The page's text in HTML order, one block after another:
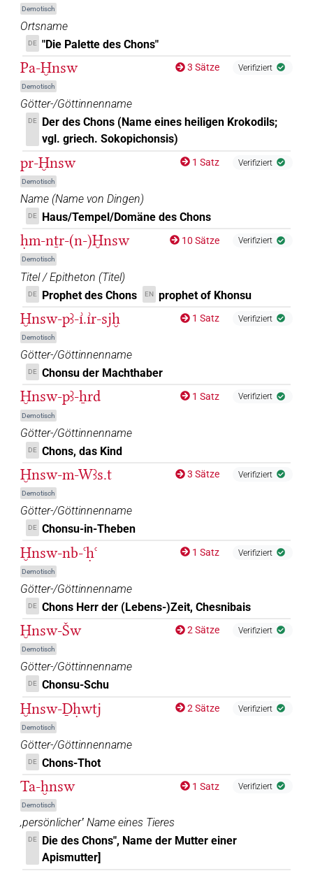
Demotisch
Ortsname
DE "Die Palette des Chons"
Pa-Ḫnsw
Demotisch
3 Sätze Verifiziert
Götter-/Göttinnenname
DE
Der des Chons (Name eines heiligen Krokodils;
vgl. griech. Sokopichonsis)
pr-Ḫnsw
Demotisch
1 Satz Verifiziert
Name (Name von Dingen)
DE Haus/Tempel/Domäne des Chons
ḥm-nṯr-(n-)Ḫnsw
Demotisch
10 Sätze Verifiziert
Titel / Epitheton (Titel)
DE Prophet des Chons EN prophet of Khonsu
Ḫnsw-pꜣ-ı͗.ı͗r-sjḫ
Demotisch
1 Satz Verifiziert
Götter-/Göttinnenname
DE Chonsu der Machthaber
Ḫnsw-pꜣ-ẖrd
Demotisch
1 Satz Verifiziert
Götter-/Göttinnenname
DE Chons, das Kind
Ḫnsw-m-Wꜣs.t
Demotisch
3 Sätze Verifiziert
Götter-/Göttinnenname
DE Chonsu-in-Theben
Ḫnsw-nb-ꜥḥꜥ
Demotisch
1 Satz Verifiziert
Götter-/Göttinnenname
DE Chons Herr der (Lebens-)Zeit, Chesnibais
Ḫnsw-Šw
Demotisch
2 Sätze Verifiziert
Götter-/Göttinnenname
DE Chonsu-Schu
Ḫnsw-Ḏḥwtj
Demotisch
2 Sätze Verifiziert
Götter-/Göttinnenname
DE Chons-Thot
Ta-ḫnsw
Demotisch
1 Satz Verifiziert
‚persönlicher‛ Name eines Tieres
DE
Die des Chons", Name der Mutter einer
Apismutter]